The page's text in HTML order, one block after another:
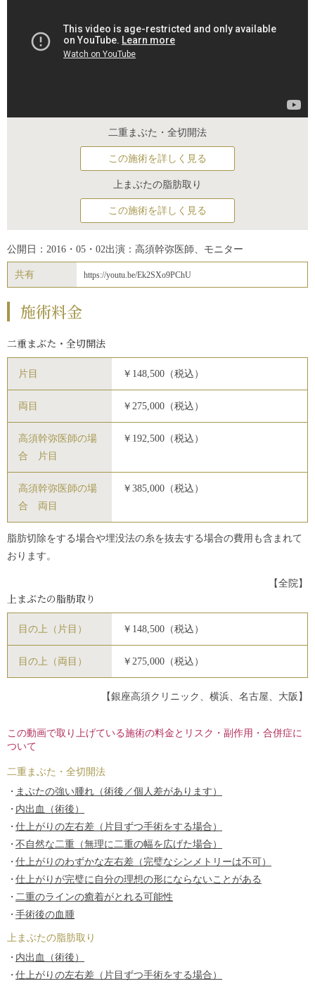
二重まぶた・全切開法
この施術を詳しく見る
上まぶたの脂肪取り
この施術を詳しく見る
公開日：2016・05・02出演：高須幹弥医師、モニター
共有 https://youtu.be/Ek2SXo9PChU
施術料金
二重まぶた・全切開法
片目 ￥148,500（税込）
両目 ￥275,000（税込）
高須幹弥医師の場
合 片目
￥192,500（税込）
高須幹弥医師の場
合 両目
￥385,000（税込）
脂肪切除をする場合や埋没法の糸を抜去する場合の費用も含まれて
おります。
【全院】
上まぶたの脂肪取り
目の上（片目） ￥148,500（税込）
目の上（両目） ￥275,000（税込）
【銀座高須クリニック、横浜、名古屋、大阪】
この動画で取り上げている施術の料金とリスク・副作用・合併症に
ついて
二重まぶた・全切開法
まぶたの強い腫れ（術後／個人差があります）
内出血（術後）
仕上がりの左右差（片目ずつ手術をする場合）
不自然な二重（無理に二重の幅を広げた場合）
仕上がりのわずかな左右差（完璧なシンメトリーは不可）
仕上がりが完璧に自分の理想の形にならないことがある
二重のラインの癒着がとれる可能性
手術後の血腫
上まぶたの脂肪取り
内出血（術後）
仕上がりの左右差（片目ずつ手術をする場合）